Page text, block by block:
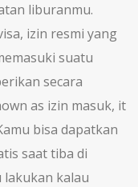
liburanmu.
, izin resmi yang
suatu
secara
as izin masuk, it
bisa dapatkan
saat tiba di
kalau